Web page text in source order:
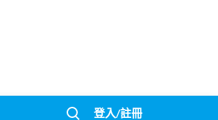
登入/註冊